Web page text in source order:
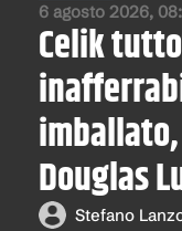
6 agosto 2026,
Celik
Douglas
Stefano